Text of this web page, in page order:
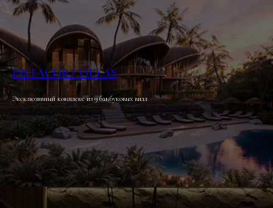
PISTACHIO VILLAS
Эксклюзивный комплекс из 9 бамбуковых вилл